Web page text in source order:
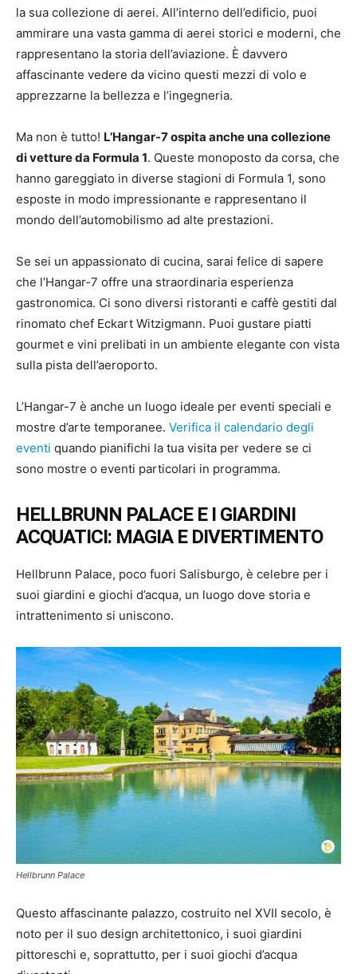
la sua collezione di aerei. All’interno dell’edificio, puoi
ammirare una vasta gamma di aerei storici e moderni, che
rappresentano la storia dell’aviazione. È davvero
affascinante vedere da vicino questi mezzi di volo e
apprezzarne la bellezza e l’ingegneria.
Ma non è tutto! L’Hangar-7 ospita anche una collezione
di vetture da Formula 1. Queste monoposto da corsa, che
hanno gareggiato in diverse stagioni di Formula 1, sono
esposte in modo impressionante e rappresentano il
mondo dell’automobilismo ad alte prestazioni.
Se sei un appassionato di cucina, sarai felice di sapere
che l’Hangar-7 offre una straordinaria esperienza
gastronomica. Ci sono diversi ristoranti e caffè gestiti dal
rinomato chef Eckart Witzigmann. Puoi gustare piatti
gourmet e vini prelibati in un ambiente elegante con vista
sulla pista dell’aeroporto.
L’Hangar-7 è anche un luogo ideale per eventi speciali e
mostre d’arte temporanee. Verifica il calendario degli
eventi quando pianifichi la tua visita per vedere se ci
sono mostre o eventi particolari in programma.
HELLBRUNN PALACE E I GIARDINI
ACQUATICI: MAGIA E DIVERTIMENTO
Hellbrunn Palace, poco fuori Salisburgo, è celebre per i
suoi giardini e giochi d’acqua, un luogo dove storia e
intrattenimento si uniscono.
Hellbrunn Palace
Questo affascinante palazzo, costruito nel XVII secolo, è
noto per il suo design architettonico, i suoi giardini
pittoreschi e, soprattutto, per i suoi giochi d’acqua